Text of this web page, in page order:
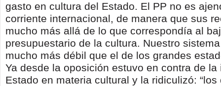
gasto en cultura del Estado. El PP no es
corriente internacional, de manera que sus
mucho más allá de lo que correspondía al
presupuestario de la cultura. Nuestro
mucho más débil que el de los grandes
Ya desde la oposición estuvo en contra de
Estado en materia cultural y la ridiculizó: “los